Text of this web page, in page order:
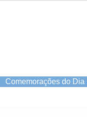
Comemorações do